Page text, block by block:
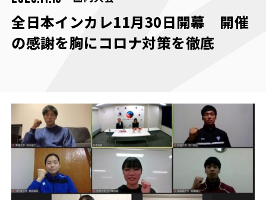
全日本インカレ11月30日開幕 開催
の感謝を胸にコロナ対策を徹底